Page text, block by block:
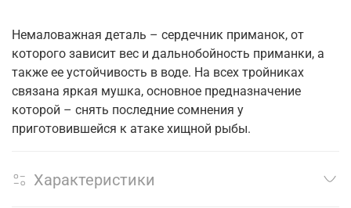
Немаловажная деталь – сердечник приманок, от
которого зависит вес и дальнобойность приманки, а
также ее устойчивость в воде. На всех тройниках
связана яркая мушка, основное предназначение
которой – снять последние сомнения у
приготовившейся к атаке хищной рыбы.
Характеристики